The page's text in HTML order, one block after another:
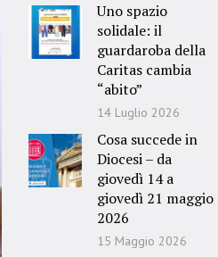
Uno spazio
solidale: il
guardaroba della
Caritas cambia
“abito”
14 Luglio 2026
Cosa succede in
Diocesi – da
giovedì 14 a
giovedì 21 maggio
2026
15 Maggio 2026